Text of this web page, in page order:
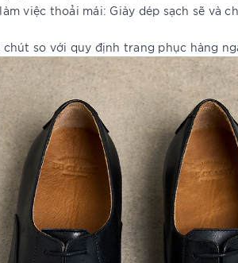
việc thoải mái: Giày dép sạch sẽ
so với quy định trang phục hàng